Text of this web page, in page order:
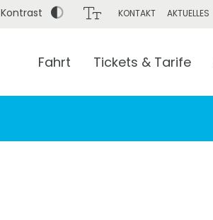
Kontrast KONTAKT AKTUELLES
Fahrt Tickets & Tarife